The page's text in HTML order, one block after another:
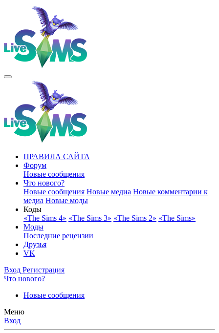
ПРАВИЛА САЙТА
Форум
Новые сообщения
Что нового?
Новые сообщения Новые медиа Новые комментарии к
медиа Новые моды
Коды
«The Sims 4» «The Sims 3» «The Sims 2» «The Sims»
Моды
Последние рецензии
Друзья
VK
Вход Регистрация
Что нового?
Новые сообщения
Меню
Вход